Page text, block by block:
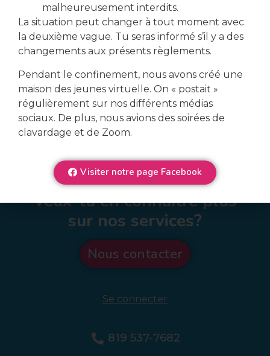
Veux-tu en connaître plus
sur nos services?
Nous contacter
Se connecter
819 537-7682
malheureusement interdits.
La situation peut changer à tout moment avec
la deuxième vague. Tu seras informé s’il y a des
changements aux présents règlements.
Pendant le confinement, nous avons créé une
maison des jeunes virtuelle. On « postait »
régulièrement sur nos différents médias
sociaux. De plus, nous avions des soirées de
clavardage et de Zoom.
Visiter notre page Facebook